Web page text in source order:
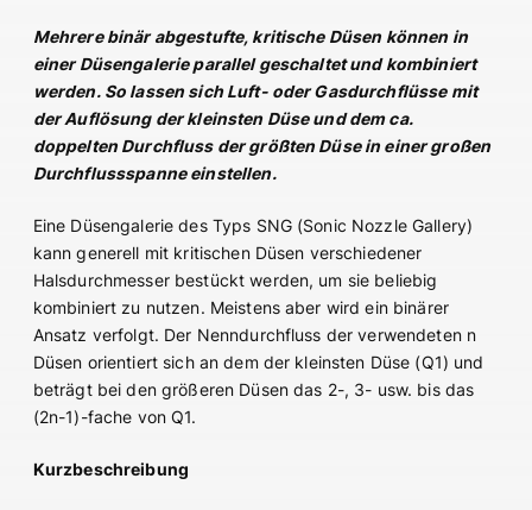
Mehrere binär abgestufte, kritische Düsen können in
einer Düsengalerie parallel geschaltet und kombiniert
werden. So lassen sich Luft- oder Gasdurchflüsse mit
der Auflösung der kleinsten Düse und dem ca.
doppelten Durchfluss der größten Düse in einer großen
Durchflussspanne einstellen.
Eine Düsengalerie des Typs SNG (Sonic Nozzle Gallery)
kann generell mit kritischen Düsen verschiedener
Halsdurchmesser bestückt werden, um sie beliebig
kombiniert zu nutzen. Meistens aber wird ein binärer
Ansatz verfolgt. Der Nenndurchfluss der verwendeten n
Düsen orientiert sich an dem der kleinsten Düse (Q1) und
beträgt bei den größeren Düsen das 2-, 3- usw. bis das
(2n-1)-fache von Q1.
Kurzbeschreibung